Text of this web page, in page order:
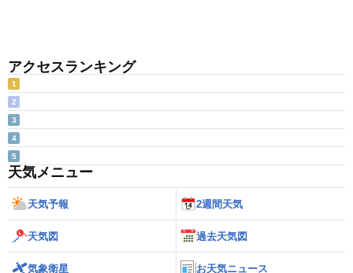
アクセスランキング
1
2
3
4
5
天気メニュー
天気予報 2週間天気
天気図 過去天気図
気象衛星 お天気ニュース